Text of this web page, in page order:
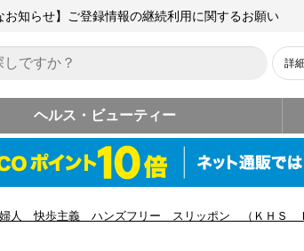
お知らせ】ご登録情報の継続利用に関するお願い
詳
ヘルス・ビューティー
婦人 快歩主義 ハンズフリー スリッポン （ＫＨＳ Ｌ